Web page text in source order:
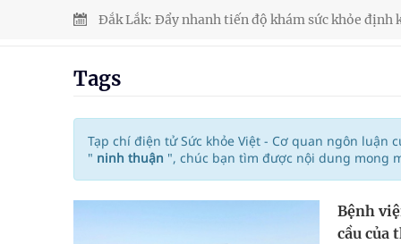
Đắk Lắk: Đẩy nhanh tiến độ khám sức khỏe định
Nhiều lợi thế để nâng chất lượng y tế
Vương Thành Công: Khi việc học bắt đầu từ trải
Chấn chỉnh hoạt động kinh doanh dược liệu
Tags
Tạp chí điện tử Sức khỏe Việt - Cơ quan ngôn luận
" ninh thuận ", chúc bạn tìm được nội dung mong
Bệnh
cầu của